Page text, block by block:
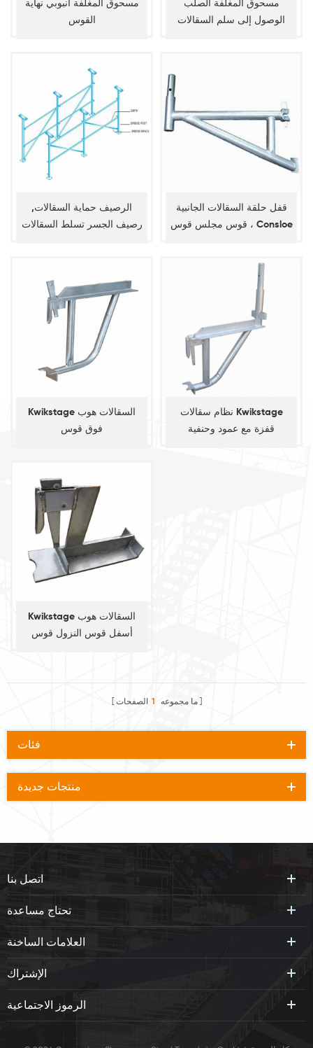
مسحوق المغلفة أنبوبي نهاية
القوس
مسحوق المغلفة الصلب
الوصول إلى سلم السقالات
الرصيف حماية السقالات,
رصيف الجسر تسلط السقالات
قفل حلقة السقالات الجانبية
قوس مجلس قوس ، Consloe
Kwikstage السقالات هوب
فوق قوس
نظام سقالات Kwikstage
قفزة مع عمود وحنفية
Kwikstage السقالات هوب
أسفل قوس النزول قوس
ما مجموعه 1 الصفحات
فئات
منتجات جديدة
اتصل بنا
تحتاج مساعدة
العلامات الساخنة
الإشتراك
الرموز الاجتماعية